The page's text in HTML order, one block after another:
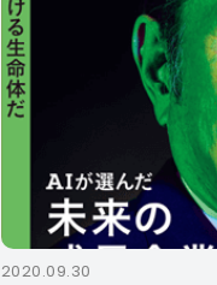
2020.09.30